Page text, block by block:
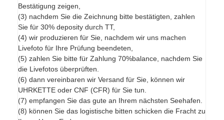
Bestätigung zeigen,
(3) nachdem Sie die Zeichnung bitte bestätigten, zahlen
Sie für 30% deposity durch TT,
(4) wir produzieren für Sie, nachdem wir uns machen
Livefoto für Ihre Prüfung beendeten,
(5) zahlen Sie bitte für Zahlung 70%balance, nachdem Sie
die Livefotos überprüften.
(6) dann vereinbaren wir Versand für Sie, können wir
UHRKETTE oder CNF (CFR) für Sie tun.
(7) empfangen Sie das gute an Ihrem nächsten Seehafen.
(8) können Sie das logistische bitten schicken die Fracht zu